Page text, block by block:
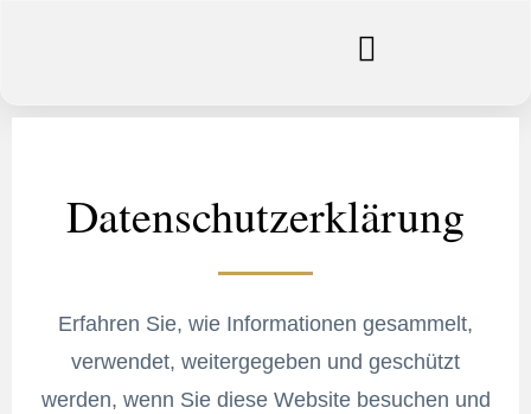
Datenschutzerklärung
Erfahren Sie, wie Informationen gesammelt,
verwendet, weitergegeben und geschützt
werden, wenn Sie diese Website besuchen und